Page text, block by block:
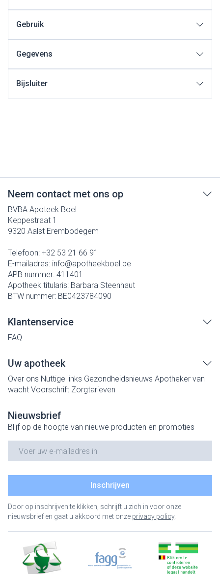
Gebruik
Gegevens
Bijsluiter
Neem contact met ons op
BVBA Apoteek Boel
Keppestraat 1
9320 Aalst Erembodegem
Telefoon: +32 53 21 66 91
E-mailadres: info@apotheekboel.be
APB nummer: 411401
Apotheek titularis: Barbara Steenhaut
BTW nummer: BE0423784090
Klantenservice
FAQ
Uw apotheek
Over ons Nuttige links Gezondheidsnieuws Apotheker van
wacht Voorschrift Zorgtarieven
Nieuwsbrief
Blijf op de hoogte van nieuwe producten en promoties
Inschrijven
Door op inschrijven te klikken, schrijft u zich in voor onze
nieuwsbrief en gaat u akkoord met onze privacy policy.